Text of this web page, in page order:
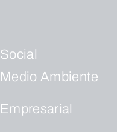
Social
Medio Ambiente
Empresarial